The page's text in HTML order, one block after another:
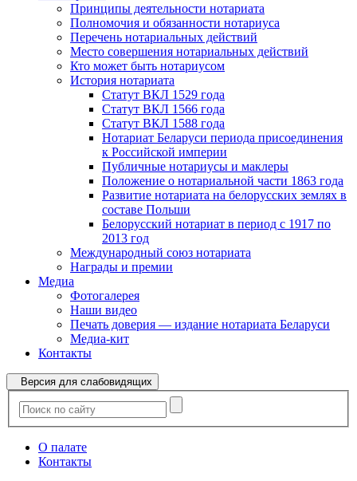
Принципы деятельности нотариата
Полномочия и обязанности нотариуса
Перечень нотариальных действий
Место совершения нотариальных действий
Кто может быть нотариусом
История нотариата
Статут ВКЛ 1529 года
Статут ВКЛ 1566 года
Статут ВКЛ 1588 года
Нотариат Беларуси периода присоединения
к Российской империи
Публичные нотариусы и маклеры
Положение о нотариальной части 1863 года
Развитие нотариата на белорусских землях в
составе Польши
Белорусский нотариат в период с 1917 по
2013 год
Международный союз нотариата
Награды и премии
Медиа
Фотогалерея
Наши видео
Печать доверия — издание нотариата Беларуси
Медиа-кит
Контакты
Версия для слабовидящих
О палате
Контакты